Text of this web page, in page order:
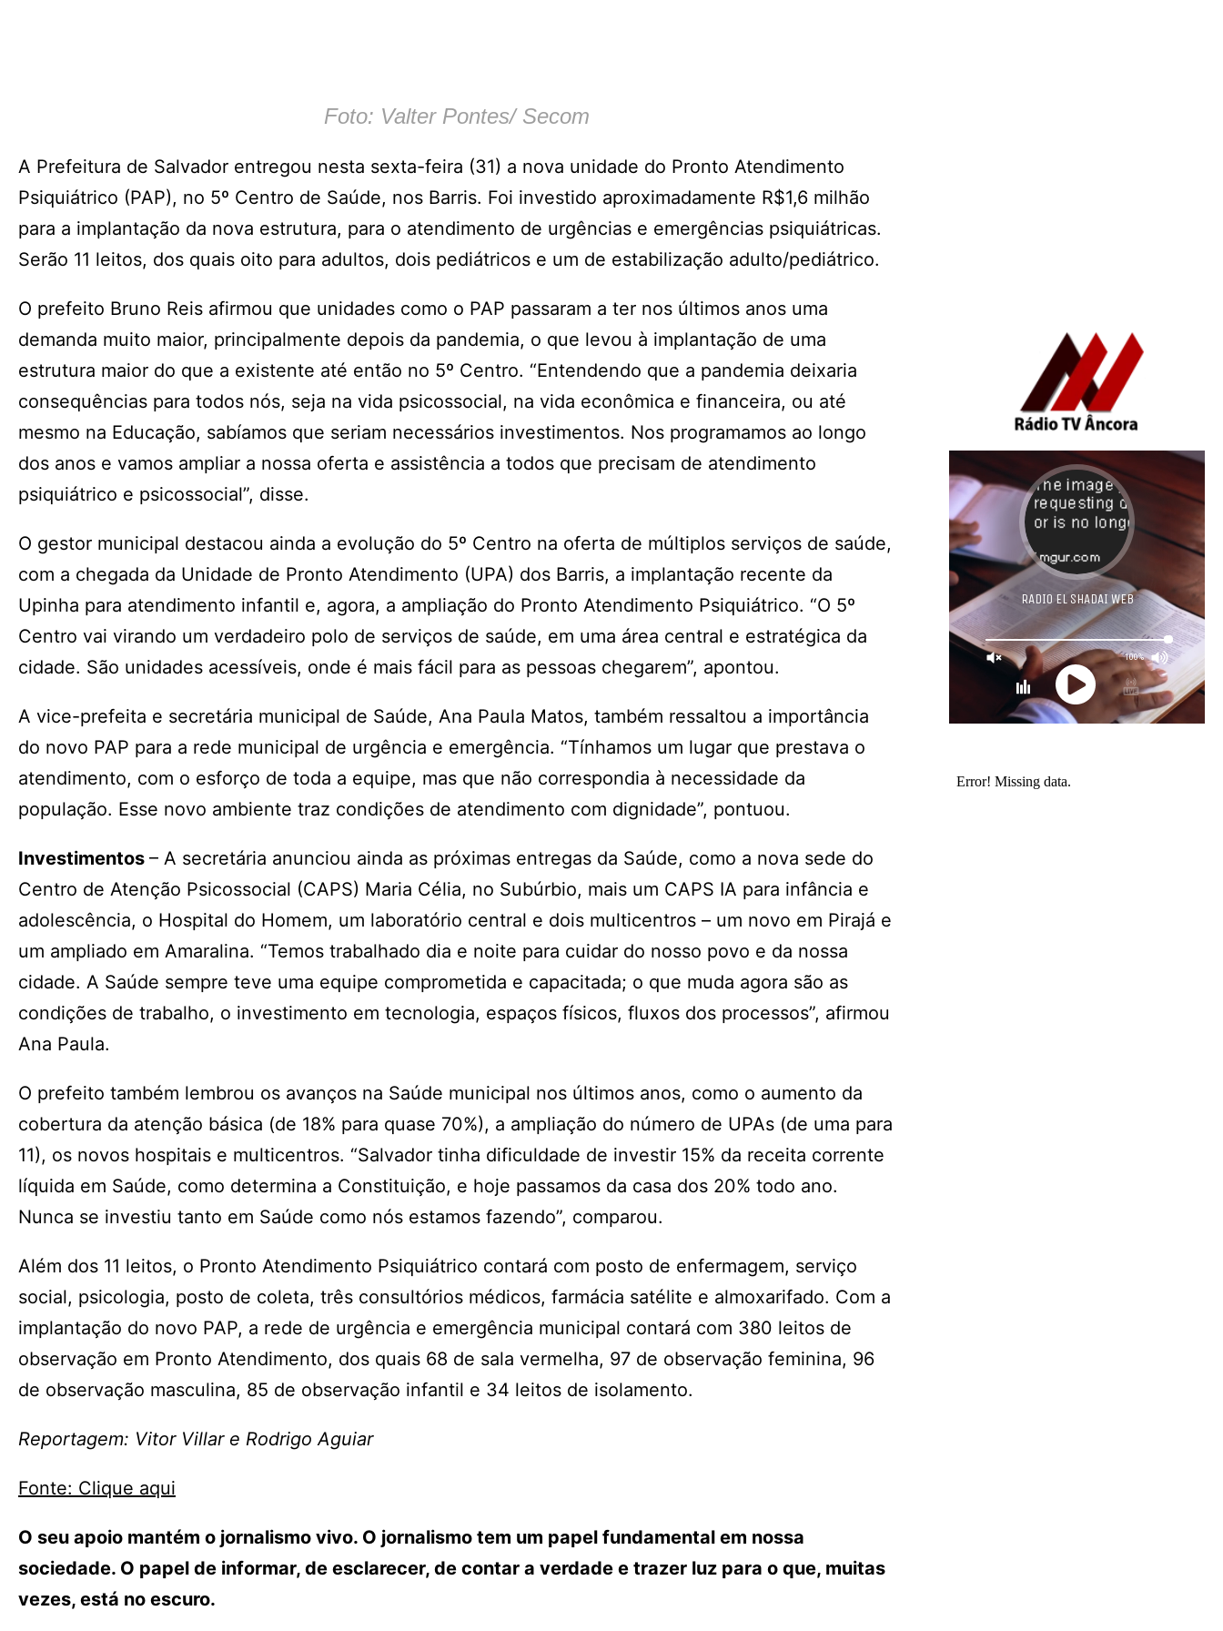
Foto: Valter Pontes/ Secom
A Prefeitura de Salvador entregou nesta sexta-feira (31) a nova unidade do Pronto Atendimento
Psiquiátrico (PAP), no 5º Centro de Saúde, nos Barris. Foi investido aproximadamente R$1,6 milhão
para a implantação da nova estrutura, para o atendimento de urgências e emergências psiquiátricas.
Serão 11 leitos, dos quais oito para adultos, dois pediátricos e um de estabilização adulto/pediátrico.
O prefeito Bruno Reis afirmou que unidades como o PAP passaram a ter nos últimos anos uma
demanda muito maior, principalmente depois da pandemia, o que levou à implantação de uma
estrutura maior do que a existente até então no 5º Centro. “Entendendo que a pandemia deixaria
consequências para todos nós, seja na vida psicossocial, na vida econômica e financeira, ou até
mesmo na Educação, sabíamos que seriam necessários investimentos. Nos programamos ao longo
dos anos e vamos ampliar a nossa oferta e assistência a todos que precisam de atendimento
psiquiátrico e psicossocial”, disse.
O gestor municipal destacou ainda a evolução do 5º Centro na oferta de múltiplos serviços de saúde,
com a chegada da Unidade de Pronto Atendimento (UPA) dos Barris, a implantação recente da
Upinha para atendimento infantil e, agora, a ampliação do Pronto Atendimento Psiquiátrico. “O 5º
Centro vai virando um verdadeiro polo de serviços de saúde, em uma área central e estratégica da
cidade. São unidades acessíveis, onde é mais fácil para as pessoas chegarem”, apontou.
A vice-prefeita e secretária municipal de Saúde, Ana Paula Matos, também ressaltou a importância
do novo PAP para a rede municipal de urgência e emergência. “Tínhamos um lugar que prestava o
atendimento, com o esforço de toda a equipe, mas que não correspondia à necessidade da
população. Esse novo ambiente traz condições de atendimento com dignidade”, pontuou.
Investimentos – A secretária anunciou ainda as próximas entregas da Saúde, como a nova sede do
Centro de Atenção Psicossocial (CAPS) Maria Célia, no Subúrbio, mais um CAPS IA para infância e
adolescência, o Hospital do Homem, um laboratório central e dois multicentros – um novo em Pirajá e
um ampliado em Amaralina. “Temos trabalhado dia e noite para cuidar do nosso povo e da nossa
cidade. A Saúde sempre teve uma equipe comprometida e capacitada; o que muda agora são as
condições de trabalho, o investimento em tecnologia, espaços físicos, fluxos dos processos”, afirmou
Ana Paula.
O prefeito também lembrou os avanços na Saúde municipal nos últimos anos, como o aumento da
cobertura da atenção básica (de 18% para quase 70%), a ampliação do número de UPAs (de uma para
11), os novos hospitais e multicentros. “Salvador tinha dificuldade de investir 15% da receita corrente
líquida em Saúde, como determina a Constituição, e hoje passamos da casa dos 20% todo ano.
Nunca se investiu tanto em Saúde como nós estamos fazendo”, comparou.
Além dos 11 leitos, o Pronto Atendimento Psiquiátrico contará com posto de enfermagem, serviço
social, psicologia, posto de coleta, três consultórios médicos, farmácia satélite e almoxarifado. Com a
implantação do novo PAP, a rede de urgência e emergência municipal contará com 380 leitos de
observação em Pronto Atendimento, dos quais 68 de sala vermelha, 97 de observação feminina, 96
de observação masculina, 85 de observação infantil e 34 leitos de isolamento.
Reportagem: Vitor Villar e Rodrigo Aguiar
Fonte: Clique aqui
O seu apoio mantém o jornalismo vivo. O jornalismo tem um papel fundamental em nossa
sociedade. O papel de informar, de esclarecer, de contar a verdade e trazer luz para o que, muitas
vezes, está no escuro.